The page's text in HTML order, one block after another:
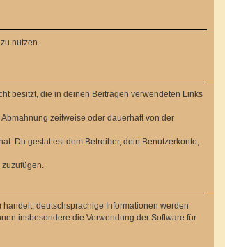
nutzen.
besitzt, die in deinen Beiträgen verwendeten Links
zeitweise oder dauerhaft von der
Du gestattest dem Betreiber, dein Benutzerkonto,
deutschsprachige Informationen werden
insbesondere die Verwendung der Software für